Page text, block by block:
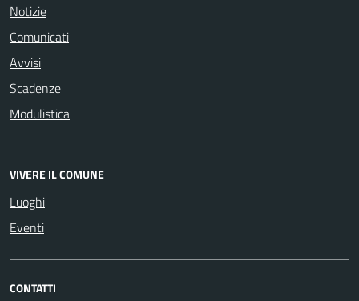
Notizie
Comunicati
Avvisi
Scadenze
Modulistica
VIVERE IL COMUNE
Luoghi
Eventi
CONTATTI